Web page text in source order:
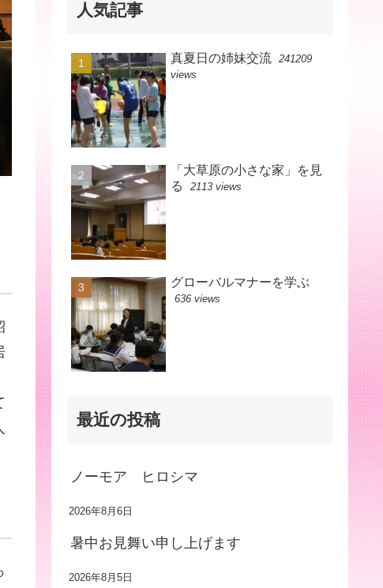
人気記事
真夏日の姉妹交流 241209
views
「大草原の小さな家」を見
る
2113 views
グローバルマナーを学ぶ
636 views
最近の投稿
ノーモア ヒロシマ
2026年8月6日
暑中お見舞い申し上げます
2026年8月5日